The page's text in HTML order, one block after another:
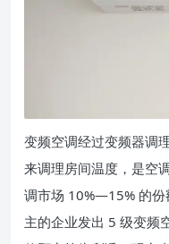
变频空调经过变频器调
来调理房间温度，是空
调市场 10%—15% 的份
主的企业发出 5 级变频